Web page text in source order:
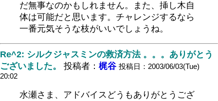
だ無事なのかもしれません。また、挿し木自
体は可能だと思います。チャレンジするなら
一番元気そうな枝がいいでしょうね。
Re^2: シルクジャスミンの救済方法 。。。ありがとう
ございました。
投稿者： 梶谷 投稿日：2003/06/03(Tue)
20:02
水瀬さま、アドバイスどうもありがとうござ